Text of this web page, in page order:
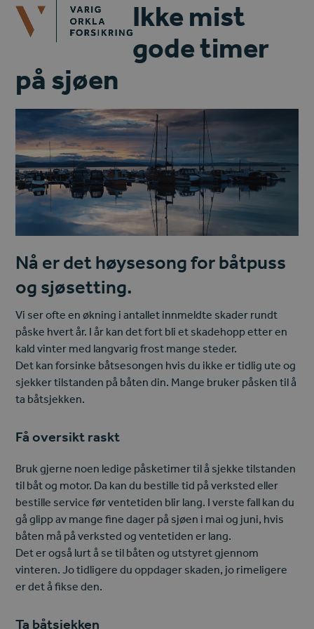
Skip
content
Open
mobile
menu
Close
mobile
menu
Ikke mist
gode timer
på sjøen
Nå er det høysesong for båtpuss
og sjøsetting.
Vi ser ofte en økning i antallet innmeldte skader rundt
påske hvert år. I år kan det fort bli et skadehopp etter en
kald vinter med langvarig frost mange steder.
Det kan forsinke båtsesongen hvis du ikke er tidlig ute og
sjekker tilstanden på båten din. Mange bruker påsken til å
ta båtsjekken.
Få oversikt raskt
Bruk gjerne noen ledige påsketimer til å sjekke tilstanden
til båt og motor. Da kan du bestille tid på verksted eller
bestille service før ventetiden blir lang. I verste fall kan du
gå glipp av mange fine dager på sjøen i mai og juni, hvis
båten må på verksted og ventetiden er lang.
Det er også lurt å se til båten og utstyret gjennom
vinteren. Jo tidligere du oppdager skaden, jo rimeligere
er det å fikse den.
Ta båtsjekken